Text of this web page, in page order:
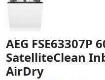
AEG FSE63307P
SatelliteClean
AirDry